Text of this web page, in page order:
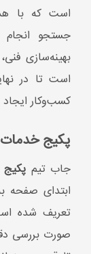
ابتدای
تعریف شده
صورت بررسی
تا قیمت و
مجزا برای
پکیج خدمات
این پکیج،
تولید
می‌شود تا
پایدار رشد کند.